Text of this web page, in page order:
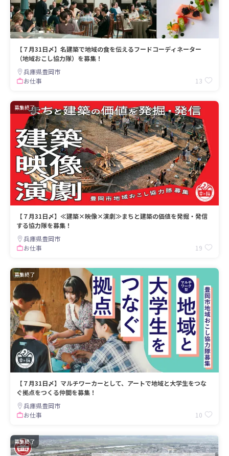
【７月31日〆】名建築で地域の食を伝えるフードコーディネーター
（地域おこし協力隊）を募集！
兵庫県豊岡市
お仕事
13
募集終了
【７月31日〆】≪建築×映像×演劇≫まちと建築の価値を発掘・発信
する協力隊を募集！
兵庫県豊岡市
お仕事
19
募集終了
【７月31日〆】マルチワーカーとして、アートで地域と大学生をつな
ぐ拠点をつくる仲間を募集！
兵庫県豊岡市
お仕事
10
募集終了